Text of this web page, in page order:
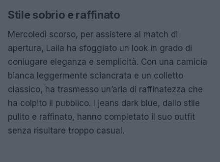
Stile sobrio e raffinato
Mercoledì scorso, per assistere al match di
apertura, Laila ha sfoggiato un look in grado di
coniugare eleganza e semplicità. Con una camicia
bianca leggermente sciancrata e un colletto
classico, ha trasmesso un’aria di raffinatezza che
ha colpito il pubblico. I jeans dark blue, dallo stile
pulito e raffinato, hanno completato il suo outfit
senza risultare troppo casual.